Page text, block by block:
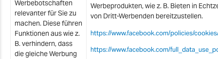
Werbebotschaften
relevanter für Sie zu
machen. Diese führen
Funktionen aus wie z.
B. verhindern, dass
die gleiche Werbung
Werbeprodukten, wie z. B. Bieten in
von Dritt-Werbenden bereitzustellen.
https://www.facebook.com/policies/
https://www.facebook.com/